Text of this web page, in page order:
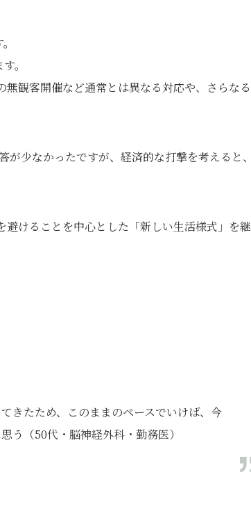
。
観客開催など通常とは異なる対応や、さらなる
少なかったですが、経済的な打撃を考えると、
けることを中心とした「新しい生活様式」を継
きたため、このままのペースでいけば、今
う（50代・脳神経外科・勤務医）